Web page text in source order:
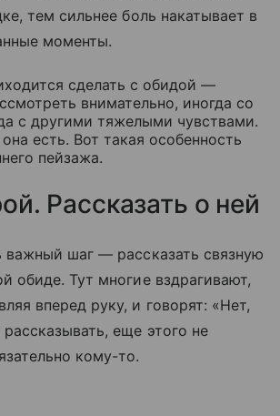
тем сильнее боль накатывает в
моменты.
сделать с обидой —
внимательно, иногда со
с другими тяжелыми чувствами.
есть. Вот такая особенность
пейзажа.
Рассказать о ней
важный шаг — рассказать связную
обиде. Тут многие вздрагивают,
вперед руку, и говорят: «Нет,
еще этого не
кому-то.